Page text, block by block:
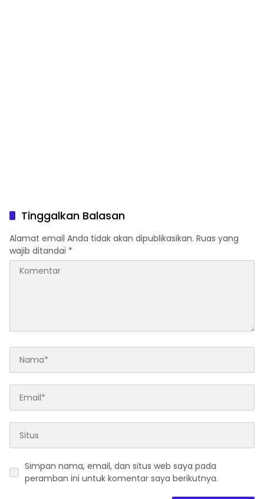
Tinggalkan Balasan
Alamat email Anda tidak akan dipublikasikan. Ruas yang
wajib ditandai *
Simpan nama, email, dan situs web saya pada
peramban ini untuk komentar saya berikutnya.